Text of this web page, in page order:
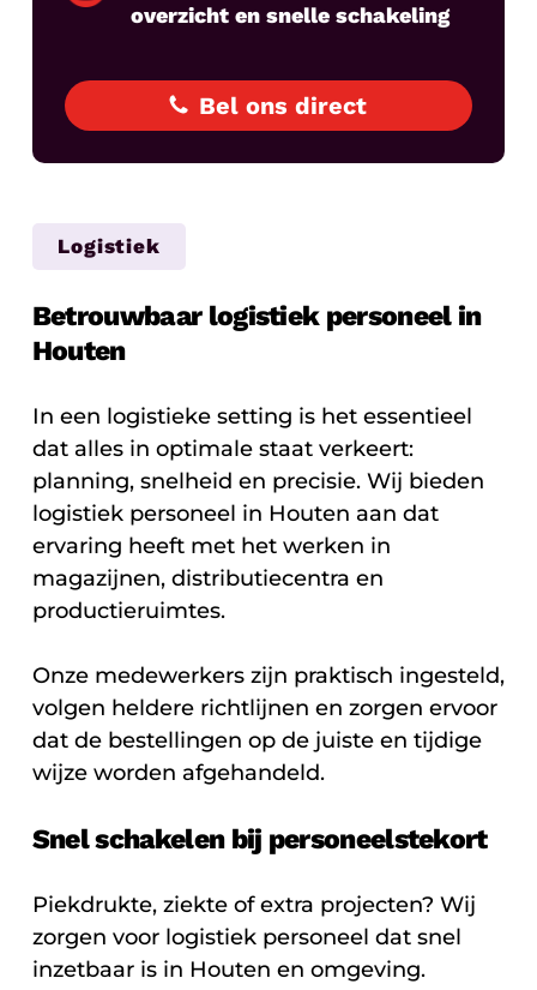
overzicht en snelle schakeling
Bel ons direct
Logistiek
Betrouwbaar logistiek personeel in
Houten
In een logistieke setting is het essentieel
dat alles in optimale staat verkeert:
planning, snelheid en precisie. Wij bieden
logistiek personeel in Houten aan dat
ervaring heeft met het werken in
magazijnen, distributiecentra en
productieruimtes.
Onze medewerkers zijn praktisch ingesteld,
volgen heldere richtlijnen en zorgen ervoor
dat de bestellingen op de juiste en tijdige
wijze worden afgehandeld.
Snel schakelen bij personeelstekort
Piekdrukte, ziekte of extra projecten? Wij
zorgen voor logistiek personeel dat snel
inzetbaar is in Houten en omgeving.